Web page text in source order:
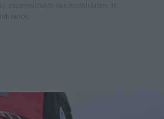
especializando nas modalidades de